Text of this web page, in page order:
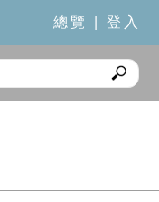
總覽 登入